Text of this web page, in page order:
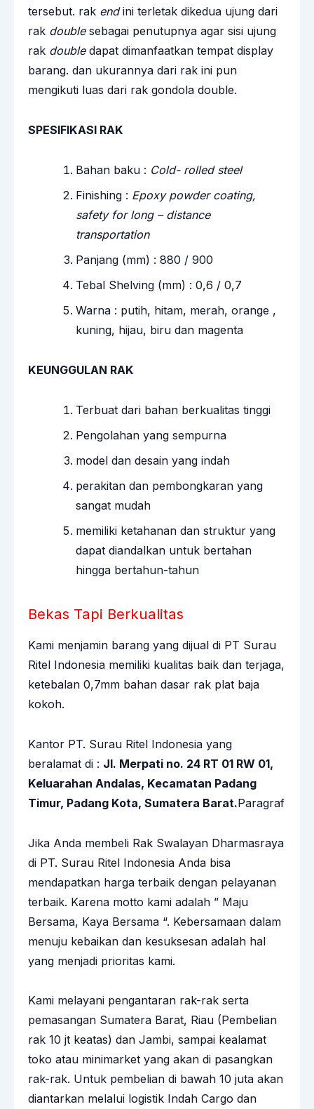
tersebut. rak endini terletak dikedua ujung dari
rak doublesebagai penutupnya agar sisi ujung
rak doubledapat dimanfaatkan tempat display
barang. dan ukurannya dari rak ini pun
mengikuti luas dari rak gondola double.
SPESIFIKASI RAK
Bahan baku : Cold- rolled steel
Finishing : Epoxy powder coating,
safety for long – distance
transportation
Panjang (mm) : 880 / 900
Tebal Shelving (mm) : 0,6 / 0,7
Warna : putih, hitam, merah, orange ,
kuning, hijau, biru dan magenta
KEUNGGULAN RAK
Terbuat dari bahan berkualitas tinggi
Pengolahan yang sempurna
model dan desain yang indah
perakitan dan pembongkaran yang
sangat mudah
memiliki ketahanan dan struktur yang
dapat diandalkan untuk bertahan
hingga bertahun-tahun
Bekas Tapi Berkualitas
Kami menjamin barang yang dijual di PT Surau
Ritel Indonesia memiliki kualitas baik dan terjaga,
ketebalan 0,7mm bahan dasar rak plat baja
kokoh.
Kantor PT. Surau Ritel Indonesia yang
beralamat di : Jl. Merpati no. 24 RT 01 RW 01,
Keluarahan Andalas, Kecamatan Padang
Timur, Padang Kota, Sumatera Barat.Paragraf
Jika Anda membeli Rak Swalayan Dharmasraya
di PT. Surau Ritel Indonesia Anda bisa
mendapatkan harga terbaik dengan pelayanan
terbaik. Karena motto kami adalah ” Maju
Bersama, Kaya Bersama “. Kebersamaan dalam
menuju kebaikan dan kesuksesan adalah hal
yang menjadi prioritas kami.
Kami melayani pengantaran rak-rak serta
pemasangan Sumatera Barat, Riau (Pembelian
rak 10 jt keatas) dan Jambi, sampai kealamat
toko atau minimarket yang akan di pasangkan
rak-rak. Untuk pembelian di bawah 10 juta akan
diantarkan melalui logistik Indah Cargo dan